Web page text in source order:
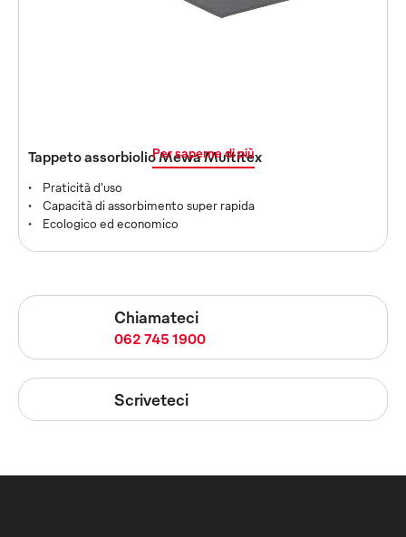
Tappeto assorbiolio Mewa Multitex
Praticità d'uso
Capacità di assorbimento super rapida
Ecologico ed economico
Putztuch-Servicetest
Per saperne di più
Chiamateci
062 745 1900
Scriveteci